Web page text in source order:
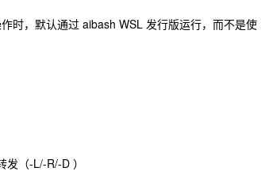
时，默认通过 aibash WSL 发行版运行，而不是使
（-L/-R/-D ）